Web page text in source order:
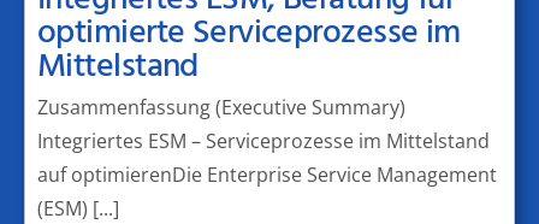
optimierte Serviceprozesse im
Mittelstand
Zusammenfassung (Executive Summary)
Integriertes ESM – Serviceprozesse im Mittelstand
auf optimierenDie Enterprise Service Management
(ESM) [...]